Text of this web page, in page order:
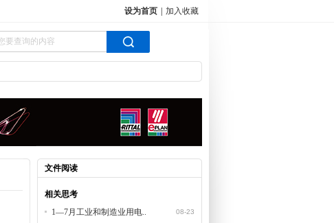
设为首页 加入收藏
文件阅读
相关思考
08-23
1—7月工业和制造业用电..